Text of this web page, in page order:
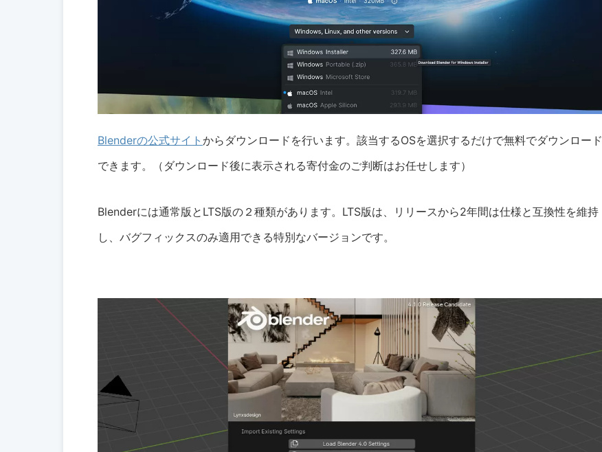
Blenderの公式サイト からダウンロードを行います。該当するOSを選択するだけで無料でダウンロード
できます。（ダウンロード後に表示される寄付金のご判断はお任せします）
Blenderには通常版とLTS版の２種類があります。LTS版は、リリースから2年間は仕様と互換性を維持
し、バグフィックスのみ適用できる特別なバージョンです。